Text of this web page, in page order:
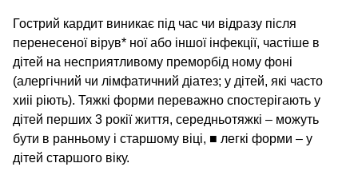
Гострий кардит виникає під час чи відразу після
перенесеної вірув* ної або іншої інфекції, частіше в
дітей на несприятливому преморбід ному фоні
(алергічний чи лімфатичний діатез; у дітей, які часто
хиіі ріють). Тяжкі форми переважно спостерігають у
дітей перших 3 рокії життя, середньотяжкі – можуть
бути в ранньому і старшому віці, ■ легкі форми – у
дітей старшого віку.